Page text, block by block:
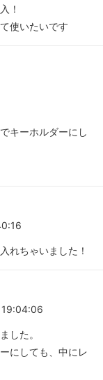
！
使いたいです
キーホルダーにし
れちゃいました！
した。
にしても、中にレ